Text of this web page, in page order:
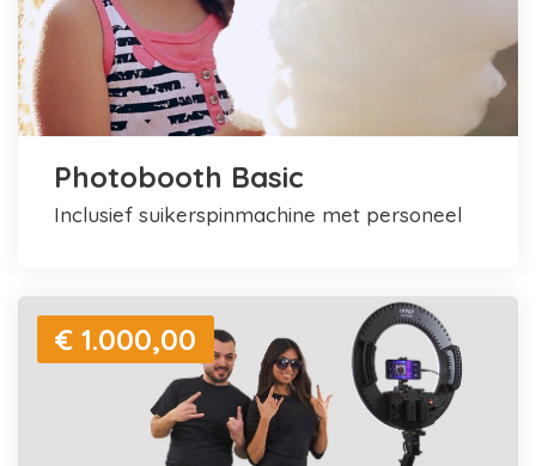
Photobooth Basic
inclusief suikerspinmachine met personeel
€ 1.000,00